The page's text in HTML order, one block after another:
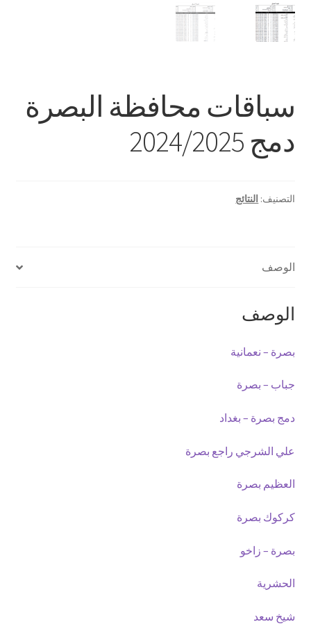
سباقات محافظة البصرة
دمج 2024/2025
التصنيف: النتائج
الوصف
الوصف
بصرة – نعمانية
جباب – بصرة
دمج بصرة – بغداد
علي الشرجي راجع بصرة
العظيم بصرة
كركوك بصرة
بصرة – زاخو
الحشرية
شيخ سعد